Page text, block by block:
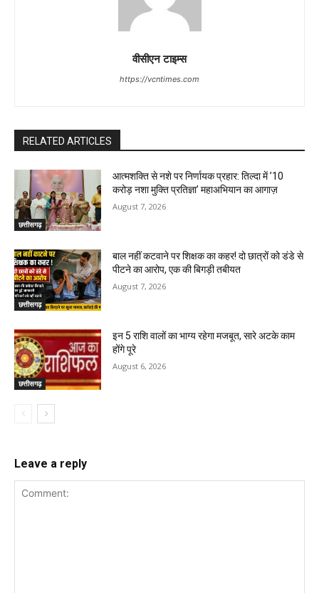
वीसीएन टाइम्स
https://vcntimes.com
RELATED ARTICLES
छत्तीसगढ़
आत्मशक्ति से नशे पर निर्णायक प्रहार: तिल्दा में ’10
करोड़ नशा मुक्ति प्रतिज्ञा’ महाअभियान का आगाज़
August 7, 2026
छत्तीसगढ़
बाल नहीं कटवाने पर शिक्षक का कहर! दो छात्रों को डंडे से
पीटने का आरोप, एक की बिगड़ी तबीयत
August 7, 2026
छत्तीसगढ़
इन 5 राशि वालों का भाग्य रहेगा मजबूत, सारे अटके काम
होंगे पूरे
August 6, 2026
Leave a reply